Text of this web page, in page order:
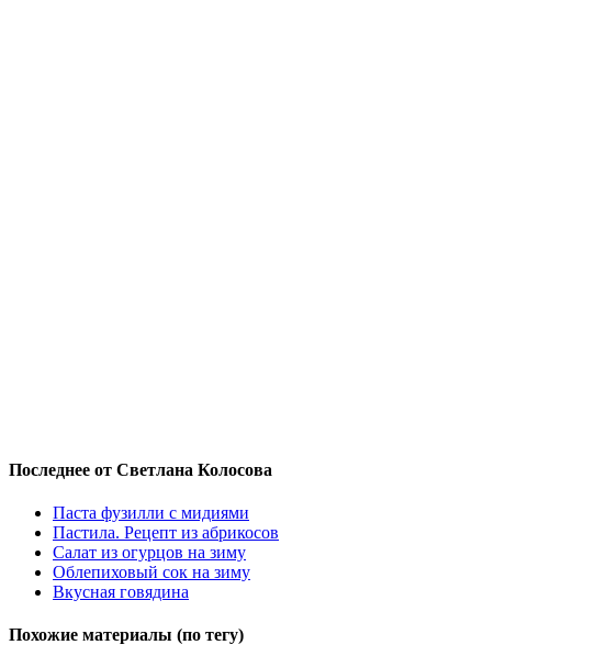
Последнее от Светлана Колосова
Паста фузилли с мидиями
Пастила. Рецепт из абрикосов
Салат из огурцов на зиму
Облепиховый сок на зиму
Вкусная говядина
Похожие материалы (по тегу)